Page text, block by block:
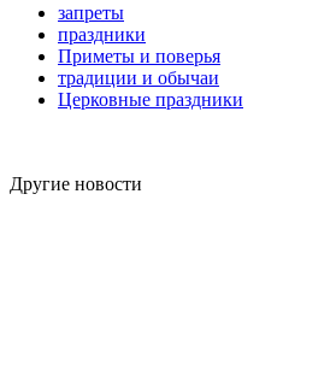
запреты
праздники
Приметы и поверья
традиции и обычаи
Церковные праздники
Другие новости